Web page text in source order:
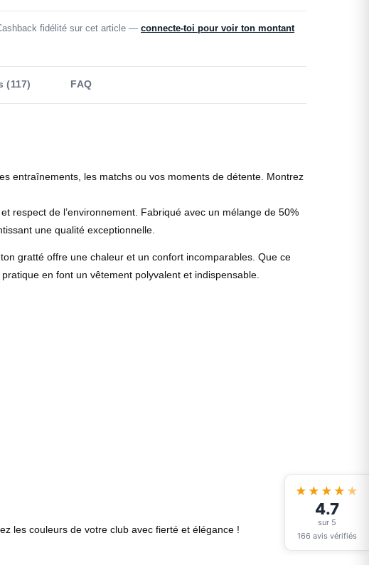
fidélité sur cet article —connecte-toi pour voir ton montant
(117) FAQ
entraînements, les matchs ou vos moments de détente. Montrez
respect de l’environnement. Fabriqué avec un mélange de 50%
une qualité exceptionnelle.
gratté offre une chaleur et un confort incomparables. Que ce
en font un vêtement polyvalent et indispensable.
les couleurs de votre club avec fierté et élégance !
★★★★ ★
4.7
sur 5
166 avis vérifiés